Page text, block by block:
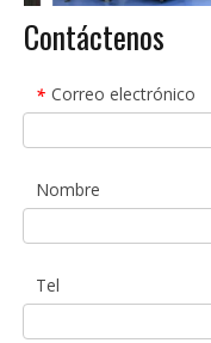
Contáctenos
* Correo electrónico
Nombre
Tel